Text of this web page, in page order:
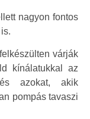
nagyon fontos
várják
kínálatukkal az
azokat, akik
pompás tavaszi